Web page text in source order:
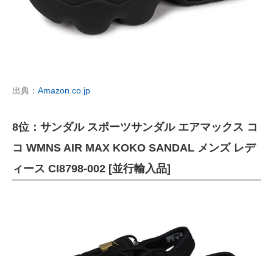
出典： Amazon.co.jp
8位：サンダル スポーツサンダル エアマックス コ
コ WMNS AIR MAX KOKO SANDAL メンズ レデ
ィース CI8798-002 [並行輸入品]